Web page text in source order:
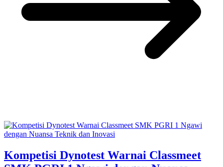
Kompetisi Dynotest Warnai Classmeet